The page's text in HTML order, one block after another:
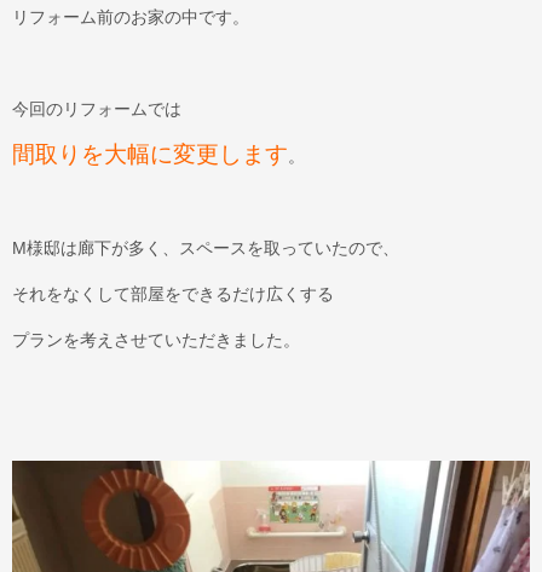
リフォーム前のお家の中です。
今回のリフォームでは
間取りを大幅に変更します。
M様邸は廊下が多く、スペースを取っていたので、
それをなくして部屋をできるだけ広くする
プランを考えさせていただきました。